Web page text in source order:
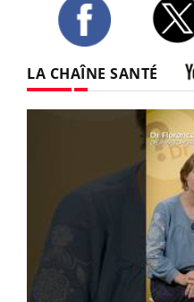
LA CHAÎNE SANTÉ